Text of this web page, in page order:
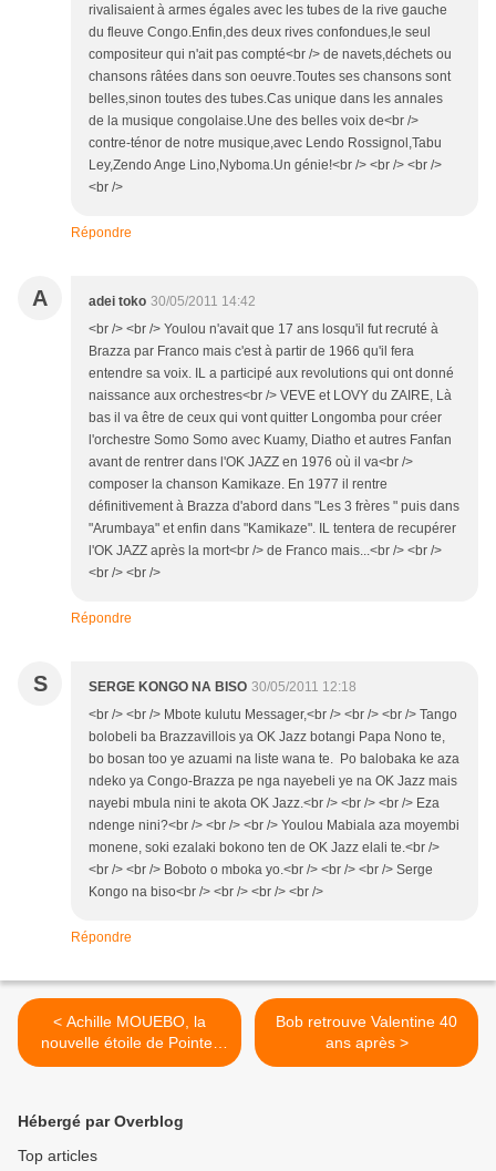
rivalisaient à armes égales avec les tubes de la rive gauche
du fleuve Congo.Enfin,des deux rives confondues,le seul
compositeur qui n'ait pas compté<br /> de navets,déchets ou
chansons râtées dans son oeuvre.Toutes ses chansons sont
belles,sinon toutes des tubes.Cas unique dans les annales
de la musique congolaise.Une des belles voix de<br />
contre-ténor de notre musique,avec Lendo Rossignol,Tabu
Ley,Zendo Ange Lino,Nyboma.Un génie!<br /> <br /> <br />
<br />
Répondre
A adei toko 30/05/2011 14:42
<br /> <br /> Youlou n'avait que 17 ans losqu'il fut recruté à
Brazza par Franco mais c'est à partir de 1966 qu'il fera
entendre sa voix. IL a participé aux revolutions qui ont donné
naissance aux orchestres<br /> VEVE et LOVY du ZAIRE, Là
bas il va être de ceux qui vont quitter Longomba pour créer
l'orchestre Somo Somo avec Kuamy, Diatho et autres Fanfan
avant de rentrer dans l'OK JAZZ en 1976 où il va<br />
composer la chanson Kamikaze. En 1977 il rentre
définitivement à Brazza d'abord dans "Les 3 frères " puis dans
"Arumbaya" et enfin dans "Kamikaze". IL tentera de recupérer
l'OK JAZZ après la mort<br /> de Franco mais...<br /> <br />
<br /> <br />
Répondre
S SERGE KONGO NA BISO 30/05/2011 12:18
<br /> <br /> Mbote kulutu Messager,<br /> <br /> <br /> Tango
bolobeli ba Brazzavillois ya OK Jazz botangi Papa Nono te,
bo bosan too ye azuami na liste wana te. Po balobaka ke aza
ndeko ya Congo-Brazza pe nga nayebeli ye na OK Jazz mais
nayebi mbula nini te akota OK Jazz.<br /> <br /> <br /> Eza
ndenge nini?<br /> <br /> <br /> Youlou Mabiala aza moyembi
monene, soki ezalaki bokono ten de OK Jazz elali te.<br />
<br /> <br /> Boboto o mboka yo.<br /> <br /> <br /> Serge
Kongo na biso<br /> <br /> <br /> <br />
Répondre
< Achille MOUEBO, la
nouvelle étoile de Pointe-
Noire
Bob retrouve Valentine 40
ans après >
Hébergé par Overblog
Top articles